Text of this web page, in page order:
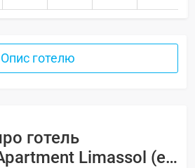
Опис готелю
готель
(ex. Serenity Haven Limassol) -